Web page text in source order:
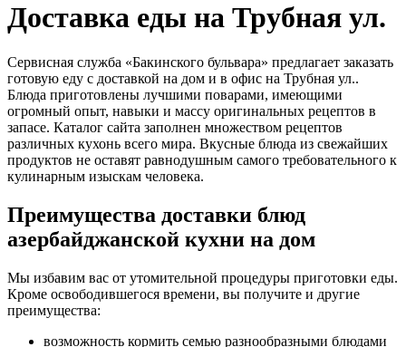
Доставка еды на Трубная ул.
Сервисная служба «Бакинского бульвара» предлагает заказать
готовую еду с доставкой на дом и в офис на Трубная ул..
Блюда приготовлены лучшими поварами, имеющими
огромный опыт, навыки и массу оригинальных рецептов в
запасе. Каталог сайта заполнен множеством рецептов
различных кухонь всего мира. Вкусные блюда из свежайших
продуктов не оставят равнодушным самого требовательного к
кулинарным изыскам человека.
Преимущества доставки блюд
азербайджанской кухни на дом
Мы избавим вас от утомительной процедуры приготовки еды.
Кроме освободившегося времени, вы получите и другие
преимущества:
возможность кормить семью разнообразными блюдами